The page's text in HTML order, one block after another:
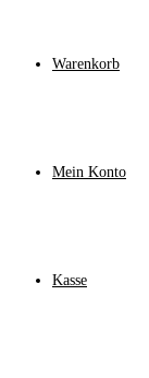
Warenkorb
Mein Konto
Kasse